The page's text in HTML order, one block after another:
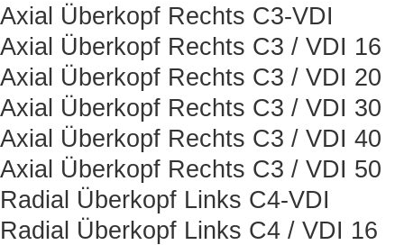
Axial Überkopf Rechts C3-VDI
Axial Überkopf Rechts C3 / VDI 16
Axial Überkopf Rechts C3 / VDI 20
Axial Überkopf Rechts C3 / VDI 30
Axial Überkopf Rechts C3 / VDI 40
Axial Überkopf Rechts C3 / VDI 50
Radial Überkopf Links C4-VDI
Radial Überkopf Links C4 / VDI 16